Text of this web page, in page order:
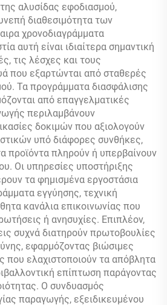
της αλυσίδας εφοδιασμού,
διαθεσιμότητα των
χρονοδιαγράμματα
αυτή είναι ιδιαίτερα σημαντική
τις λέσχες και τους
που εξαρτώνται από σταθερές
Τα προγράμματα διασφάλισης
από επαγγελματικές
περιλαμβάνουν
δοκιμών που αξιολογούν
υπό διάφορες συνθήκες,
προϊόντα πληρούν ή υπερβαίνουν
Οι υπηρεσίες υποστήριξης
τα φημισμένα εργοστάσια
εγγύησης, τεχνική
κανάλια επικοινωνίας που
ή ανησυχίες. Επιπλέον,
συχνά διατηρούν πρωτοβουλίες
εφαρμόζοντας βιώσιμες
που ελαχιστοποιούν τα απόβλητα
επίπτωση παράγοντας
Ο συνδυασμός
παραγωγής, εξειδικευμένου